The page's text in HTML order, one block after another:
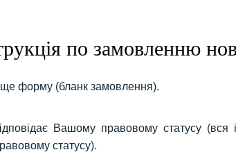
по замовленню
форму (бланк замовлення).
Вашому правовому статусу
статусу).